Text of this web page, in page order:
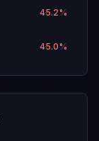
45.2%
45.0%